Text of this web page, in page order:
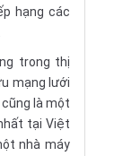
hạng các
trong thị
mạng lưới
cũng là một
tại Việt
nhà máy